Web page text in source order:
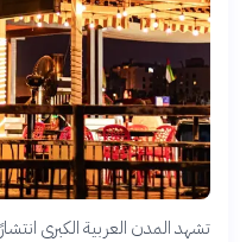
تشهد المدن العربية الكبرى